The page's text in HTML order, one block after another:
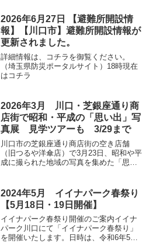
2026年6月27日 【避難所開設情
報】【川口市】避難所開設情報が
更新されました。
詳細情報は、コチラを御覧ください。
（埼玉県防災ポータルサイト）18時現在
はコチラ
2026年3月 川口・芝銀座通り商
店街で昭和・平成の「思い出」写
真展 見学ツアーも 3/29まで
川口市の芝銀座通り商店街の空き店舗
（旧つるや洋傘店）で3月23日、昭和や平
成に撮られた地域の写真を集めた「思い
の店舗・事業所が所属しているが、かつ
ては200以上の...
2024年5月 イイナパーク春祭り
【5月18日・19日開催】
イイナパーク春祭り開催のご案内イイナ
パーク川口にて「イイナパーク春祭り」
を開催いたします。日時は、令和6年5月